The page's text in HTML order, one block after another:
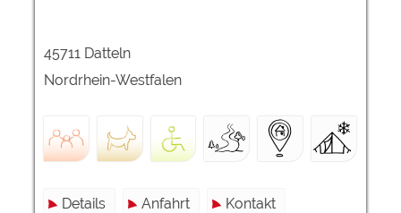
45711 Datteln
Nordrhein-Westfalen
Details Anfahrt Kontakt